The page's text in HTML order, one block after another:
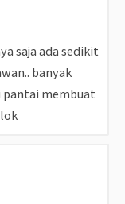
saja ada sedikit
banyak
pantai membuat